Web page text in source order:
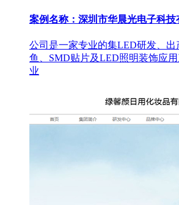
案例名称：深圳市华晨光电子科技
公司是一家专业的集LED研发、出
鱼、SMD贴片及LED照明装饰应
业